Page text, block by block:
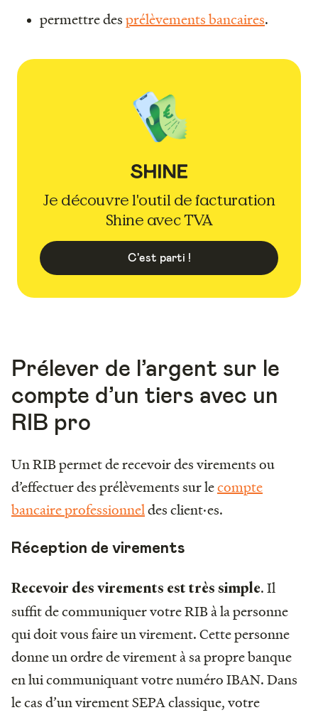
permettre desprélèvements bancaires.
Je découvre l'outil de facturation
Shine avec TVA
C'est parti !
Prélever de l’argent sur le
compte d’un tiers avec un
RIB pro
Un RIB permet de recevoir des virements ou
d’effectuer des prélèvements sur lecompte
bancaire professionneldes client·es.
Réception de virements
Recevoir des virements est très simple.Il
suffit de communiquer votre RIB à la personne
qui doit vous faire un virement. Cette personne
donne un ordre de virement à sa propre banque
en lui communiquant votre numéro IBAN. Dans
le cas d’un virement SEPA classique, votre